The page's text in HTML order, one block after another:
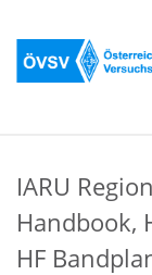
IARU
Handbook,
HF